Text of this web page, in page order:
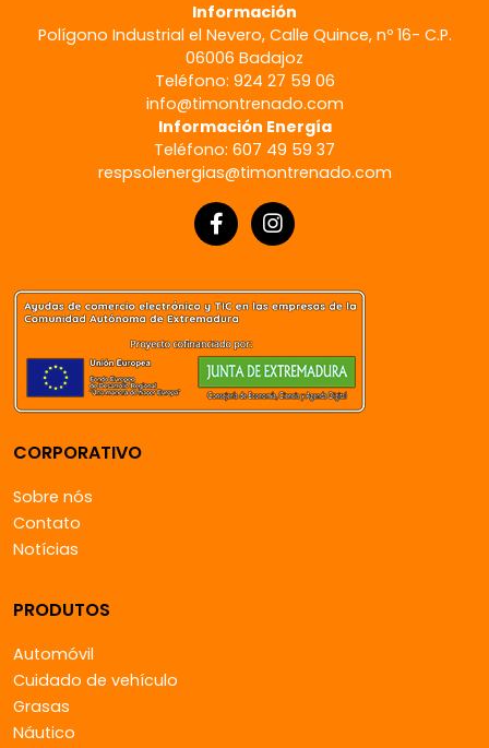
Información
Polígono Industrial el Nevero, Calle Quince, nº 16- C.P.
06006 Badajoz
Teléfono: 924 27 59 06
info@timontrenado.com
Información Energía
Teléfono: 607 49 59 37
respsolenergias@timontrenado.com
CORPORATIVO
Sobre nós
Contato
Notícias
PRODUTOS
Automóvil
Cuidado de vehículo
Grasas
Náutico